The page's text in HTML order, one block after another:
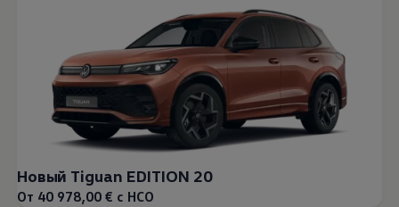
Новый Tiguan EDITION 20
От 40 978,00 € с НСО